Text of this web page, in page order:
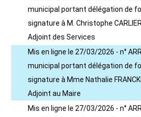
municipal portant délégation de
signature à M. Christophe
Adjoint des Services
Mis en ligne le 27/03/2026 - n°
municipal portant délégation de
signature à Mme Nathalie
Adjoint au Maire
Mis en ligne le 27/03/2026 - n°